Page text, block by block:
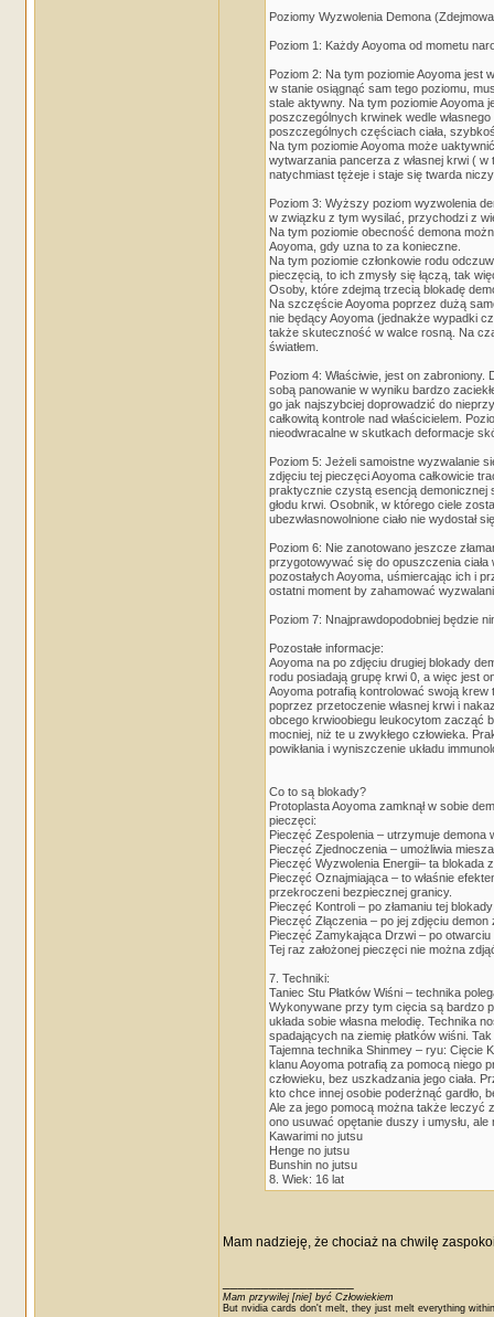
Poziomy Wyzwolenia Demona
Poziom 1: Każdy Aoyoma od mometu
Poziom 2: Na tym poziomie Aoyoma jest
w stanie osiągnąć sam tego poziomu,
stale aktywny. Na tym poziomie Aoyoma
poszczególnych krwinek wedle
poszczególnych częściach ciała,
Na tym poziomie Aoyoma może
wytwarzania pancerza z własnej krwi (
natychmiast tężeje i staje się twarda
Poziom 3: Wyższy poziom wyzwolenia
w związku z tym wysilać, przychodzi z
Na tym poziomie obecność demona
Aoyoma, gdy uzna to za konieczne.
Na tym poziomie członkowie rodu
pieczęcią, to ich zmysły się łączą, tak
Osoby, które zdejmą trzecią blokadę
Na szczęście Aoyoma poprzez dużą
nie będący Aoyoma (jednakże wypadki
także skuteczność w walce rosną. Na
światłem.
Poziom 4: Właściwie, jest on
sobą panowanie w wyniku bardzo
go jak najszybciej doprowadzić do
całkowitą kontrole nad właścicielem.
nieodwracalne w skutkach deformacje
Poziom 5: Jeżeli samoistne wyzwalanie
zdjęciu tej pieczęci Aoyoma całkowicie
praktycznie czystą esencją demonicznej
głodu krwi. Osobnik, w którego ciele
ubezwłasnowolnione ciało nie wydostał
Poziom 6: Nie zanotowano jeszcze
przygotowywać się do opuszczenia
pozostałych Aoyoma, uśmiercając ich i
ostatni moment by zahamować
Poziom 7: Nnajprawdopodobniej będzie
Pozostałe informacje:
Aoyoma na po zdjęciu drugiej blokady
rodu posiadają grupę krwi 0, a więc jest
Aoyoma potrafią kontrolować swoją
poprzez przetoczenie własnej krwi i
obcego krwioobiegu leukocytom zacząć
mocniej, niż te u zwykłego człowieka.
powikłania i wyniszczenie układu
Co to są blokady?
Protoplasta Aoyoma zamknął w sobie
pieczęci:
Pieczęć Zespolenia – utrzymuje demona
Pieczęć Zjednoczenia – umożliwia
Pieczęć Wyzwolenia Energii– ta blokada
Pieczęć Oznajmiająca – to właśnie
przekroczeni bezpiecznej granicy.
Pieczęć Kontroli – po złamaniu tej
Pieczęć Złączenia – po jej zdjęciu
Pieczęć Zamykająca Drzwi – po
Tej raz założonej pieczęci nie można
7. Techniki:
Taniec Stu Płatków Wiśni – technika
Wykonywane przy tym cięcia są bardzo
układa sobie własna melodię. Technika
spadających na ziemię płatków wiśni.
Tajemna technika Shinmey – ryu: Cięcie
klanu Aoyoma potrafią za pomocą niego
człowieku, bez uszkadzania jego ciała.
kto chce innej osobie poderżnąć gardło,
Ale za jego pomocą można także leczyć
ono usuwać opętanie duszy i umysłu, ale
Kawarimi no jutsu
Henge no jutsu
Bunshin no jutsu
8. Wiek: 16 lat
Mam nadzieję, że chociaż na chwilę
Mam przywilej [nie] być Człowiekiem
But nvidia cards don't melt, they just melt everything